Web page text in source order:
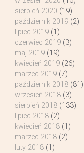
sierpień 2020 (19)
październik 2019 (2)
lipiec 2019 (1)
czerwiec 2019 (3)
maj 2019 (19)
kwiecień 2019 (26)
marzec 2019 (7)
październik 2018 (81)
wrzesień 2018 (3)
sierpień 2018 (133)
lipiec 2018 (2)
kwiecień 2018 (1)
marzec 2018 (2)
luty 2018 (1)